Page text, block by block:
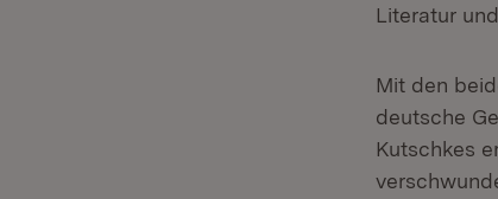
Literatur
Mit den
deutsche
Kutschkes